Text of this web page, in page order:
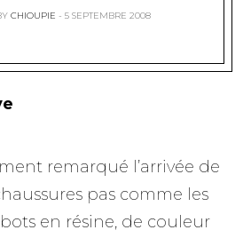
CHIOUPIE 5 SEPTEMBRE 2008
remarqué l’arrivée de
pas comme les
en résine, de couleur